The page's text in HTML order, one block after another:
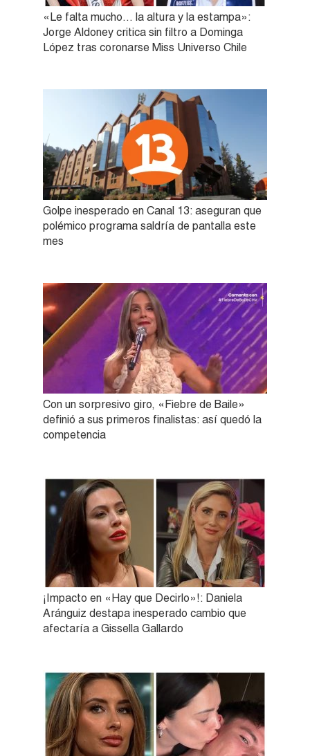
«Le falta mucho… la altura y la estampa»:
Jorge Aldoney critica sin filtro a Dominga
López tras coronarse Miss Universo Chile
Golpe inesperado en Canal 13: aseguran que
polémico programa saldría de pantalla este
mes
Con un sorpresivo giro, «Fiebre de Baile»
definió a sus primeros finalistas: así quedó la
competencia
¡Impacto en «Hay que Decirlo»!: Daniela
Aránguiz destapa inesperado cambio que
afectaría a Gissella Gallardo